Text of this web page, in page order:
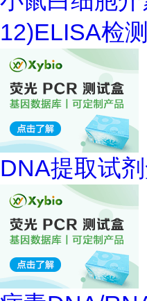
12)ELISA检
DNA提取试